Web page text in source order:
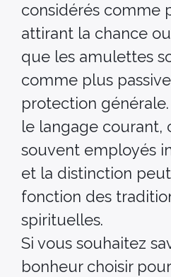
considérés comme
attirant la chance
que les amulettes
comme plus
protection
le langage courant,
souvent employés
et la distinction
fonction des
spirituelles.
Si vous souhaitez
bonheur choisir